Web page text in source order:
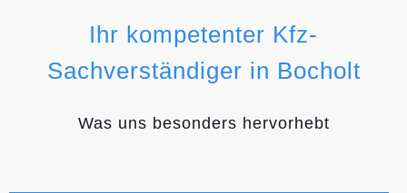
Ihr kompetenter Kfz-
Sachverständiger in Bocholt
Was uns besonders hervorhebt